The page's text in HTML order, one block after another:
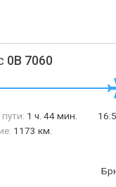
0B 7060
1 ч. 44 мин.
1173 км.